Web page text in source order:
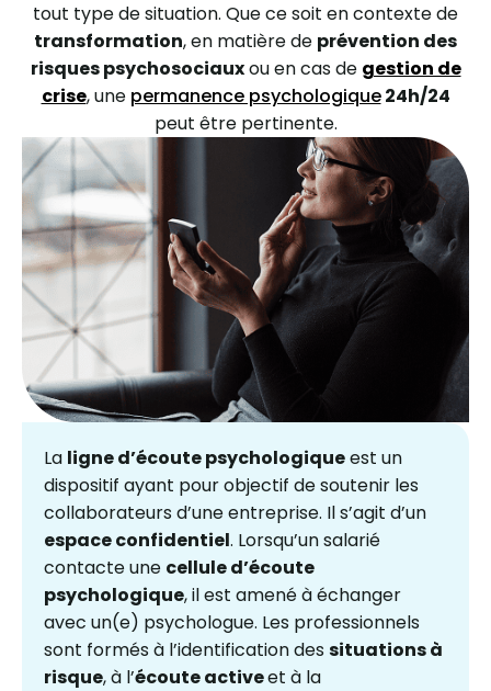
tout type de situation. Que ce soit en contexte de
transformation, en matière de prévention des
risques psychosociauxou en cas de gestion de
crise, une permanence psychologique24h/24
peut être pertinente.
La ligne d’écoute psychologiqueest un
dispositif ayant pour objectif de soutenir les
collaborateurs d’une entreprise. Il s’agit d’un
espace confidentiel. Lorsqu’un salarié
contacte une cellule d’écoute
psychologique, il est amené à échanger
avec un(e) psychologue. Les professionnels
sont formés à l’identification dessituations à
risque, à l’écoute activeet à la